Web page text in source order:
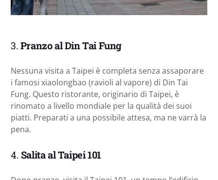
3.Pranzo al Din Tai Fung
Nessuna visita a Taipei è completa senza assaporare
i famosi xiaolongbao (ravioli al vapore) di Din Tai
Fung. Questo ristorante, originario di Taipei, è
rinomato a livello mondiale per la qualità dei suoi
piatti. Preparati a una possibile attesa, ma ne varrà la
pena.
4. Salita al Taipei 101